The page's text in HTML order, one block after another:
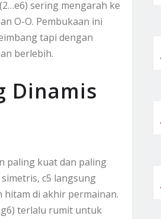
sering mengarah ke
O-O. Pembukaan ini
tapi dengan
berlebih.
Dinamis
paling kuat dan paling
c5 langsung
di akhir permainan.
terlalu rumit untuk